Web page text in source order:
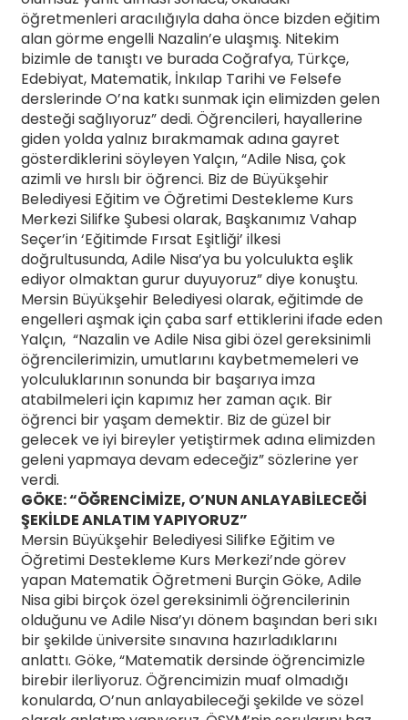
öğretmenleri aracılığıyla daha önce bizden eğitim
alan görme engelli Nazalin’e ulaşmış. Nitekim
bizimle de tanıştı ve burada Coğrafya, Türkçe,
Edebiyat, Matematik, İnkılap Tarihi ve Felsefe
derslerinde O’na katkı sunmak için elimizden gelen
desteği sağlıyoruz” dedi. Öğrencileri, hayallerine
giden yolda yalnız bırakmamak adına gayret
gösterdiklerini söyleyen Yalçın, “Adile Nisa, çok
azimli ve hırslı bir öğrenci. Biz de Büyükşehir
Belediyesi Eğitim ve Öğretimi Destekleme Kurs
Merkezi Silifke Şubesi olarak, Başkanımız Vahap
Seçer’in ‘Eğitimde Fırsat Eşitliği’ ilkesi
doğrultusunda, Adile Nisa’ya bu yolculukta eşlik
ediyor olmaktan gurur duyuyoruz” diye konuştu.
Mersin Büyükşehir Belediyesi olarak, eğitimde de
engelleri aşmak için çaba sarf ettiklerini ifade eden
Yalçın, “Nazalin ve Adile Nisa gibi özel gereksinimli
öğrencilerimizin, umutlarını kaybetmemeleri ve
yolculuklarının sonunda bir başarıya imza
atabilmeleri için kapımız her zaman açık. Bir
öğrenci bir yaşam demektir. Biz de güzel bir
gelecek ve iyi bireyler yetiştirmek adına elimizden
geleni yapmaya devam edeceğiz” sözlerine yer
verdi.
GÖKE: “ÖĞRENCİMİZE, O’NUN ANLAYABİLECEĞİ
ŞEKİLDE ANLATIM YAPIYORUZ”
Mersin Büyükşehir Belediyesi Silifke Eğitim ve
Öğretimi Destekleme Kurs Merkezi’nde görev
yapan Matematik Öğretmeni Burçin Göke, Adile
Nisa gibi birçok özel gereksinimli öğrencilerinin
olduğunu ve Adile Nisa’yı dönem başından beri sıkı
bir şekilde üniversite sınavına hazırladıklarını
anlattı. Göke, “Matematik dersinde öğrencimizle
birebir ilerliyoruz. Öğrencimizin muaf olmadığı
konularda, O’nun anlayabileceği şekilde ve sözel